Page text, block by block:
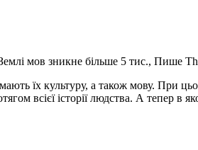
мов зникне більше 5 тис., Пише
їх культуру, а також мову. При
всієї історії людства. А тепер в